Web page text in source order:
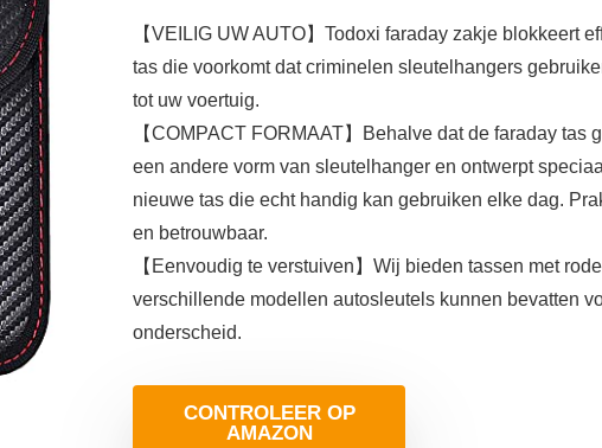
【VEILIG UW AUTO】Todoxi faraday zakje blokkeert
tas die voorkomt dat criminelen sleutelhangers
tot uw voertuig.
【COMPACT FORMAAT】Behalve dat de faraday tas
een andere vorm van sleutelhanger en ontwerpt
nieuwe tas die echt handig kan gebruiken elke dag.
en betrouwbaar.
【Eenvoudig te verstuiven】Wij bieden tassen met
verschillende modellen autosleutels kunnen bevatten
onderscheid.
CONTROLEER OP
AMAZON